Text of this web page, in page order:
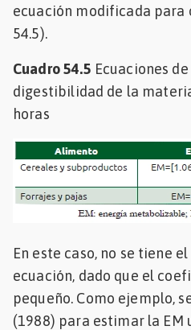
ecuación modificada
54.5).
Cuadro 54.5 Ecuaciones
digestibilidad de la
horas
En este caso, no se tiene
ecuación, dado que el
pequeño. Como ejemplo,
(1988) para estimar la EM